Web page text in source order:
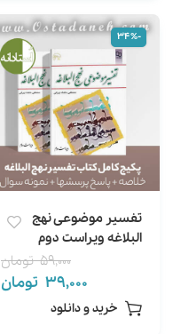
-34%
تفسیر موضوعی نهج
البلاغه ویراست دوم
مصطفی دلشاد تهرانی
(خلاصه + 350 نمونه
سوال + جواب آخر
فصل)
59,000 تومان
39,000 تومان
خرید و دانلود